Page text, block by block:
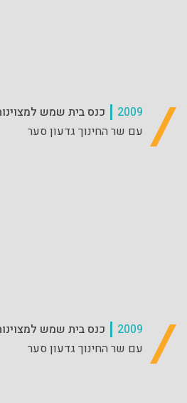
2009
כנס בית שמש
עם שר החינוך גדעון סער
2009
כנס בית שמש
עם שר החינוך גדעון סער